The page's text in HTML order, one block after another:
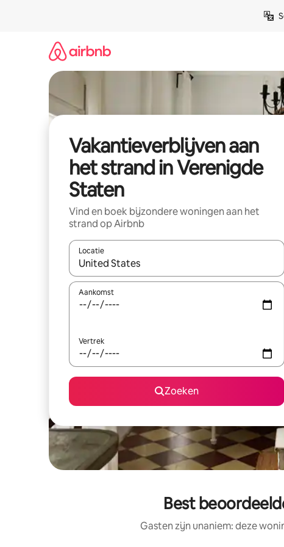
Vakantieverblijven aan
het strand in Verenigde
Staten
Vind en boek bijzondere woningen aan het
strand op Airbnb
Locatie
Wanneer er resultaten beschikbaar zijn, maak je
Aankomst
Vertrek
Zoeken
Best
Gasten zijn unaniem: deze